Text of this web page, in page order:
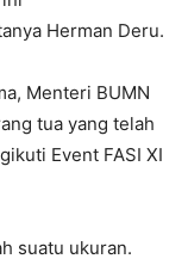
Herman Deru.
Menteri BUMN
tua yang telah
Event FASI XI
suatu ukuran.